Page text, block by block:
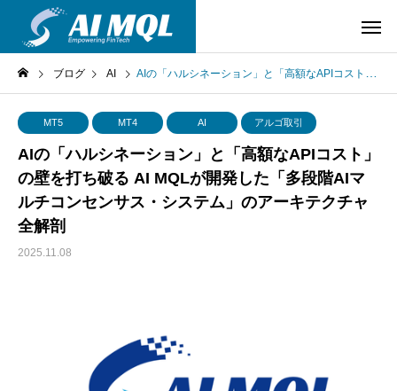
ブログ AI AIの「ハルシネーション」と「高額なAPIコスト」の壁を打ち破る AI MQLが開発した「多段階AIマルチコンセンサス・システム」のアーキテクチャ全解剖
MT5 MT4 AI アルゴ取引
AIの「ハルシネーション」と「高額なAPIコスト」
の壁を打ち破る AI MQLが開発した「多段階AIマ
ルチコンセンサス・システム」のアーキテクチャ
全解剖
2025.11.08